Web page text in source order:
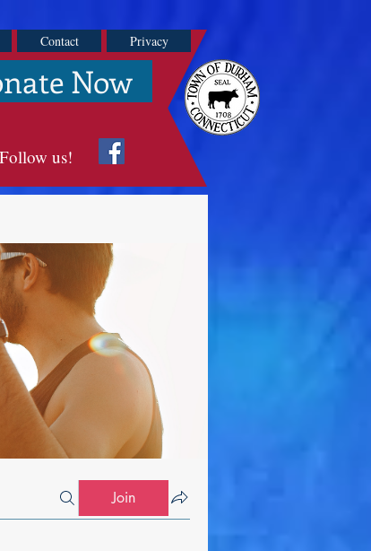
Contact Privacy
Now
Follow us!
Join